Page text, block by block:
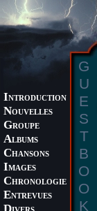
INTRODUCTION
NOUVELLES
GROUPE
ALBUMS
CHANSONS
IMAGES
CHRONOLOGIE
ENTREVUES
G
U
E
S
T
B
O
O
K